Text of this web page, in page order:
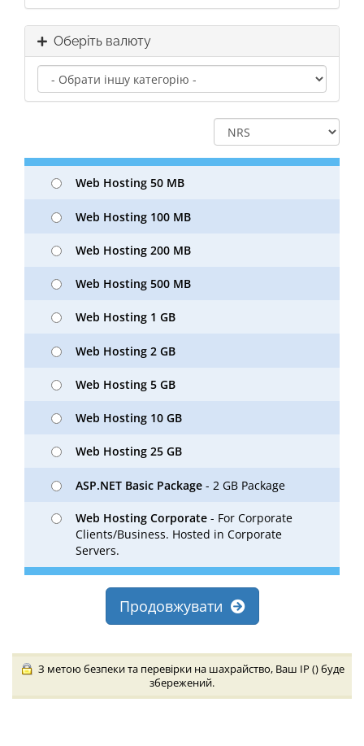
Оберіть валюту
Web Hosting 50 MB
Web Hosting 100 MB
Web Hosting 200 MB
Web Hosting 500 MB
Web Hosting 1 GB
Web Hosting 2 GB
Web Hosting 5 GB
Web Hosting 10 GB
Web Hosting 25 GB
ASP.NET Basic Package - 2 GB Package
Web Hosting Corporate - For Corporate
Clients/Business. Hosted in Corporate
Servers.
Продовжувати
З метою безпеки та перевірки на шахрайство, Ваш IP () буде
збережений.